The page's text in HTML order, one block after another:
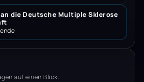
an die Deutsche Multiple Sklerose
auf einen Blick.